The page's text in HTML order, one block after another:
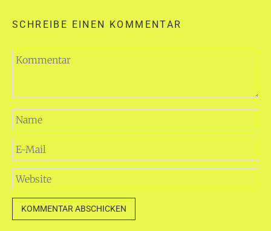
SCHREIBE EINEN KOMMENTAR